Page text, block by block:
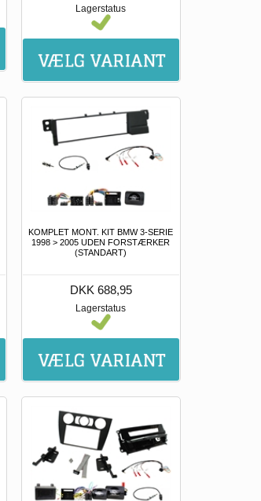
Lagerstatus
KOMPLET MONT. KIT BMW 3-SERIE
1998 > 2005 UDEN FORSTÆRKER
(STANDART)
DKK 688,95
Lagerstatus